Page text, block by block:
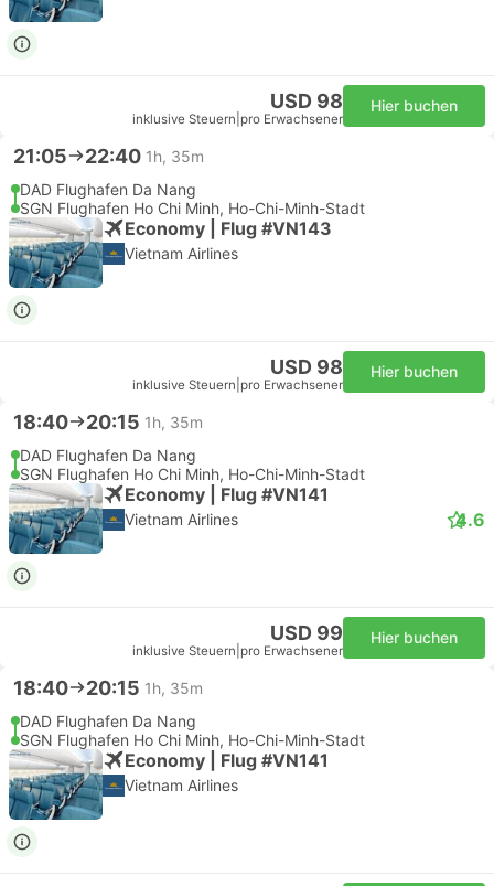
USD 98
inklusive Steuern pro Erwachsener
Hier buchen
21:05 22:40 1h, 35m
DAD Flughafen Da Nang
SGN Flughafen Ho Chi Minh, Ho-Chi-Minh-Stadt
Economy | Flug #VN143
Vietnam Airlines
USD 98
inklusive Steuern pro Erwachsener
Hier buchen
18:40 20:15 1h, 35m
DAD Flughafen Da Nang
SGN Flughafen Ho Chi Minh, Ho-Chi-Minh-Stadt
Economy | Flug #VN141
Vietnam Airlines 4.6
USD 99
inklusive Steuern pro Erwachsener
Hier buchen
18:40 20:15 1h, 35m
DAD Flughafen Da Nang
SGN Flughafen Ho Chi Minh, Ho-Chi-Minh-Stadt
Economy | Flug #VN141
Vietnam Airlines